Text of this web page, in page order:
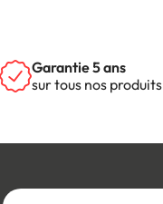
Garantie 5 ans
sur tous nos produits